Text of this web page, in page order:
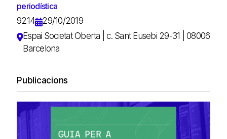
periodística
9214
29/10/2019
Espai Societat Oberta | c. Sant Eusebi 29-31 | 08006
Barcelona
Publicacions